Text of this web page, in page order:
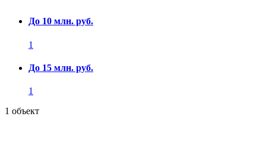
До 10 млн. руб.
1
До 15 млн. руб.
1
1 объект